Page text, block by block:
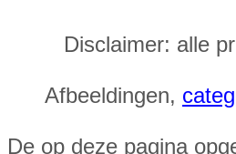
Disclaimer: alle
Afbeeldingen,
De op deze pagina